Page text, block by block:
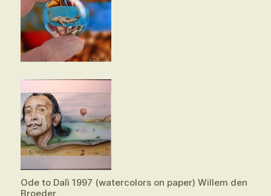
Ode to Dalì 1997 (watercolors on paper) Willem den
Broeder